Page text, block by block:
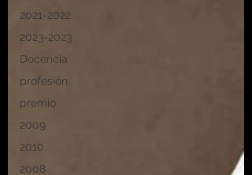
2021-2022
2023-2023
Docencia
profesión
premio
2009
2010
2008